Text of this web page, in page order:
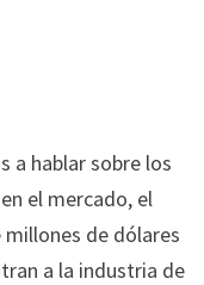
a hablar sobre los
el mercado, el
de dólares
a la industria de